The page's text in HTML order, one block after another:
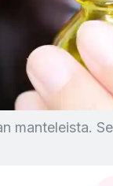
manteleista.